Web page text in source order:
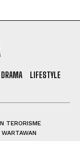
DRAMA
LIFESTYLE
TERORISME